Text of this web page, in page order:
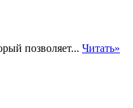
позволяет... Читать»